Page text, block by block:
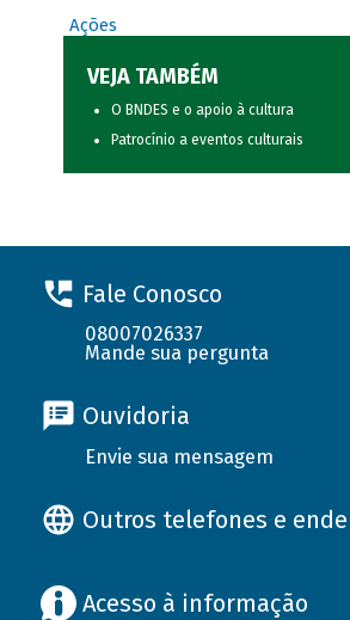
Ações
VEJA TAMBÉM
O BNDES e o apoio à cultura
Patrocínio a eventos culturais
Fale Conosco
08007026337
Mande sua pergunta
Ouvidoria
Envie sua mensagem
Outros telefones e
Acesso à informação